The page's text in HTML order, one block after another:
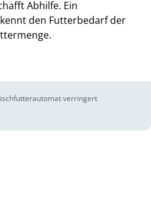
Abhilfe. Ein
den Futterbedarf der
verringert